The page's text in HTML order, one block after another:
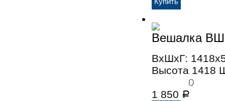
Вешалка
ВхШхГ:
Высота 1418
0
1 850 Р